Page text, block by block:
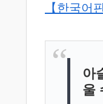
【한국
아
울